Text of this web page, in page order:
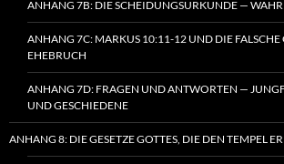
ANHANG 7B: DIE SCHEIDUNGSURKUNDE —
ANHANG 7C: MARKUS 10:11-12 UND DIE
EHEBRUCH
ANHANG 7D: FRAGEN UND ANTWORTEN —
UND GESCHIEDENE
ANHANG 8: DIE GESETZE GOTTES, DIE DEN TEMPEL